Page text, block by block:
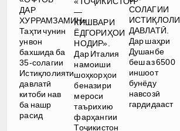
ДАР
ХУРРАМЗАМИН».
Таҳти чунин
унвон
бахшида ба
35-солагии
Истиқлолияти
давлатӣ
китоби нав
ба нашр
расид
—
КИШВАРИ
ЁДГОРИҲОИ
НОДИР».
Дар Италия
намоиши
шоҳкорҳои
беназири
мероси
таърихию
фарҳангии
Тоҷикистон
СОЛАГИИ
ИСТИҚЛОЛИ
ДАВЛАТӢ.
Дар шаҳри
Душанбе
беш аз 6500
иншоот
бунёду
навсозӣ
гардидааст